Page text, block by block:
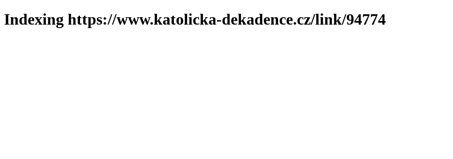
Indexing https://www.katolicka-dekadence.cz/link/94774